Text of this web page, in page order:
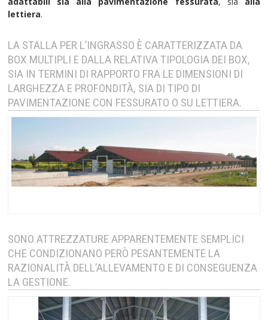
lettiera.
LA STALLA PER L’INGRASSO È CARATTERIZZATA DA
BOX MULTIPLI E DALLA RELATIVA TIPOLOGIA DEI BOX,
SIA IN TERMINI DI RAPPORTO FRA LE DIMENSIONI DI
LARGHEZZA E PROFONDITÀ, SIA DI TIPO DI
PAVIMENTAZIONE CON FESSURATO O SU LETTIERA.
SONO ATTREZZATURE APPARENTEMENTE SEMPLICI
CHE CONDIZIONANO PERÒ PESANTEMENTE LA
RAZIONALITÀ DELL’ALLEVAMENTO E DI CONSEGUENZA
LA GESTIONE.